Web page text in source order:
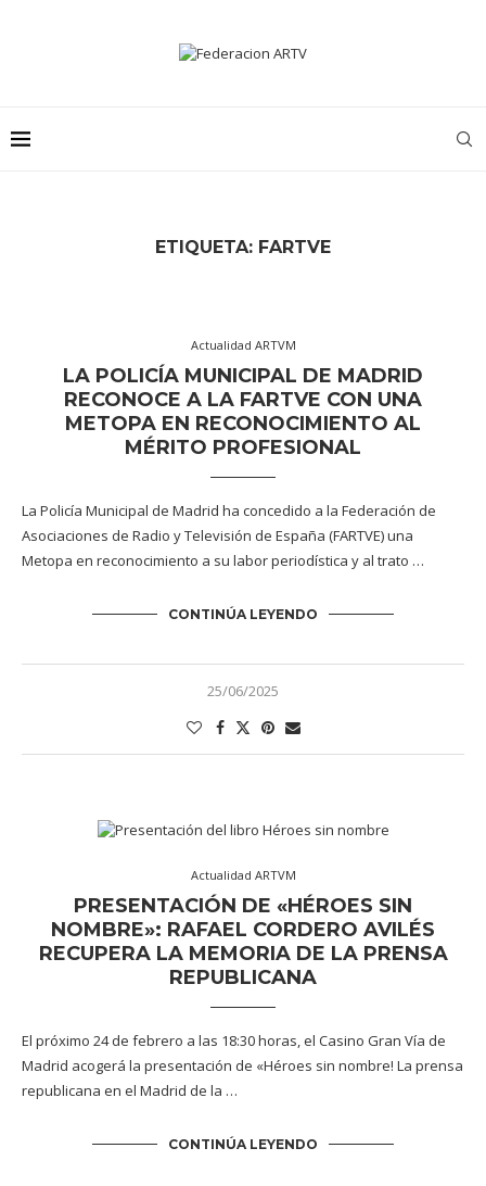
ETIQUETA: FARTVE
Actualidad ARTVM
LA POLICÍA MUNICIPAL DE MADRID
RECONOCE A LA FARTVE CON UNA
METOPA EN RECONOCIMIENTO AL
MÉRITO PROFESIONAL
La Policía Municipal de Madrid ha concedido a la Federación de
Asociaciones de Radio y Televisión de España (FARTVE) una
Metopa en reconocimiento a su labor periodística y al trato …
CONTINÚA LEYENDO
25/06/2025
Actualidad ARTVM
PRESENTACIÓN DE «HÉROES SIN
NOMBRE»: RAFAEL CORDERO AVILÉS
RECUPERA LA MEMORIA DE LA PRENSA
REPUBLICANA
El próximo 24 de febrero a las 18:30 horas, el Casino Gran Vía de
Madrid acogerá la presentación de «Héroes sin nombre! La prensa
republicana en el Madrid de la …
CONTINÚA LEYENDO